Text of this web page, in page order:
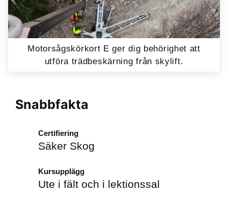
Motorsågskörkort E ger dig behörighet att
utföra trädbeskärning från skylift.
Snabbfakta
Certifiering
Säker Skog
Kursupplägg
Ute i fält och i lektionssal